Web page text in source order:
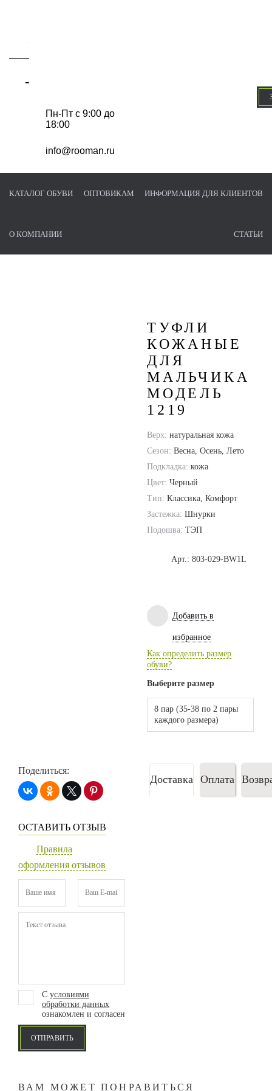
-
Пн-Пт с 9:00 до
18:00
info@rooman.ru
КАТАЛОГ ОБУВИ ОПТОВИКАМ ИНФОРМАЦИЯ ДЛЯ КЛИЕНТОВ
О КОМПАНИИ СТАТЬИ
ТУФЛИ
КОЖАНЫЕ
ДЛЯ
МАЛЬЧИКА
МОДЕЛЬ
1219
Верх: натуральная кожа
Сезон: Весна, Осень, Лето
Подкладка: кожа
Цвет: Черный
Тип: Классика, Комфорт
Застежка: Шнурки
Подошва: ТЭП
Арт.: 803-029-BW1L
Добавить в
избранное
Как определить размер
обуви?
Выберите размер
8 пар (35-38 по 2 пары
каждого размера)
Поделиться:
ОСТАВИТЬ ОТЗЫВ
Правила
оформления отзывов
С условиями
обработки данных
ознакомлен и согласен
ОТПРАВИТЬ
Доставка Оплата
ВАМ МОЖЕТ ПОНРАВИТЬСЯ